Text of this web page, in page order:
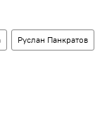
Руслан Панкратов